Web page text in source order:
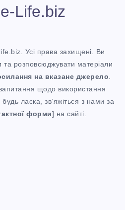
Life.biz
Усі права захищені. Ви
та розповсюджувати матеріали
на вказане джерело
щодо використання
будь ласка, зв’яжіться з нами за
форми] на сайті.